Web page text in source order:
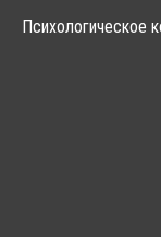
Психологическое